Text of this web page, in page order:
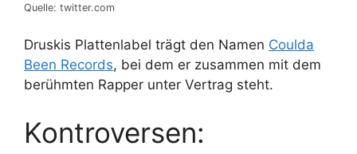
Quelle: twitter.com
Druskis Plattenlabel trägt den Namen Coulda
Been Records, bei dem er zusammen mit dem
berühmten Rapper unter Vertrag steht.
Kontroversen: